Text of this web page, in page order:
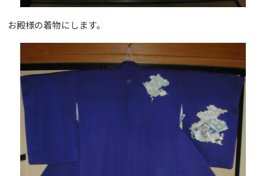
お殿様の着物にします。